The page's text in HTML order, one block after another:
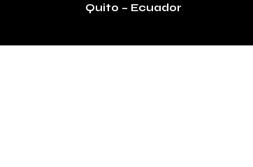
Quito – Ecuador